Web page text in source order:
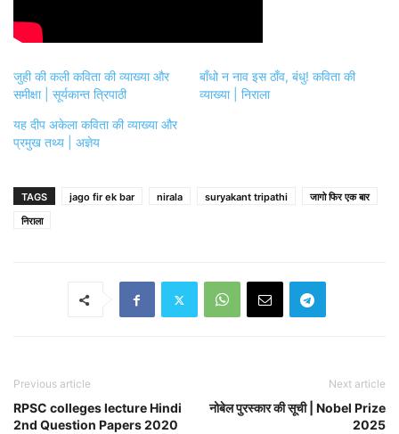
जुही की कली कविता की व्याख्या और
समीक्षा | सूर्यकान्त त्रिपाठी
बाँधो न नाव इस ठाँव, बंधु! कविता की
व्याख्या | निराला
यह दीप अकेला कविता की व्याख्या और
प्रमुख तथ्य | अज्ञेय
TAGS jago fir ek bar nirala suryakant tripathi
जागो फिर एक बार
निराला
Previous article
RPSC colleges lecture Hindi
2nd Question Papers 2020
Next article
नोबेल पुरस्कार की सूची | Nobel Prize
2025